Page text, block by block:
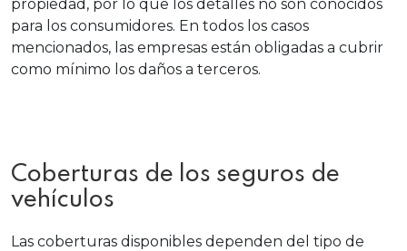
propiedad, por lo que los detalles no son conocidos
para los consumidores. En todos los casos
mencionados, las empresas están obligadas a cubrir
como mínimo los daños a terceros.
Coberturas de los seguros de
vehículos
Las coberturas disponibles dependen del tipo de